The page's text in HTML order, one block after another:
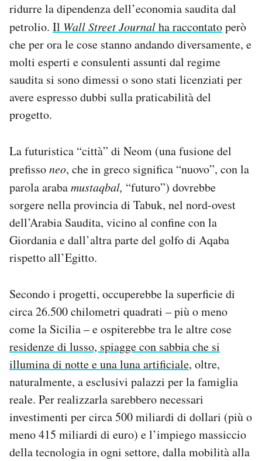
ridurre la dipendenza dell’economia saudita dal
petrolio. Il Wall Street Journalha raccontatoperò
che per ora le cose stanno andando diversamente, e
molti esperti e consulenti assunti dal regime
saudita si sono dimessi o sono stati licenziati per
avere espresso dubbi sulla praticabilità del
progetto.
La futuristica “città” di Neom (una fusione del
prefissoneo, che in greco significa “nuovo”, con la
parola arabamustaqbal, “futuro”) dovrebbe
sorgere nella provincia di Tabuk, nel nord-ovest
dell’Arabia Saudita, vicino al confine con la
Giordania e dall’altra parte del golfo di Aqaba
rispetto all’Egitto.
Secondo i progetti, occuperebbe la superficie di
circa 26.500 chilometri quadrati – più o meno
come la Sicilia – e ospiterebbe tra le altre cose
residenze di lusso, spiagge con sabbia che si
illumina di notte e una luna artificiale, oltre,
naturalmente, a esclusivi palazzi per la famiglia
reale. Per realizzarla sarebbero necessari
investimenti per circa 500 miliardi di dollari (più o
meno 415 miliardi di euro) e l’impiego massiccio
della tecnologia in ogni settore, dalla mobilità alla